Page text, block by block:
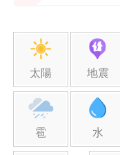
太陽 地震
雹 水